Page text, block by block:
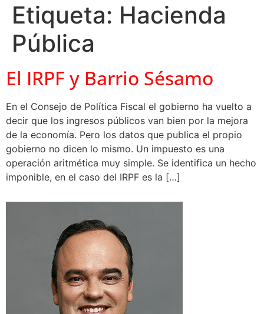
Etiqueta: Hacienda
Pública
El IRPF y Barrio Sésamo
En el Consejo de Política Fiscal el gobierno ha vuelto a
decir que los ingresos públicos van bien por la mejora
de la economía. Pero los datos que publica el propio
gobierno no dicen lo mismo. Un impuesto es una
operación aritmética muy simple. Se identifica un hecho
imponible, en el caso del IRPF es la […]